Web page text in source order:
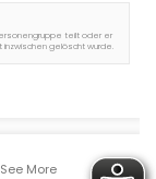
teilt oder er
inzwischen gelöscht wurde.
See More